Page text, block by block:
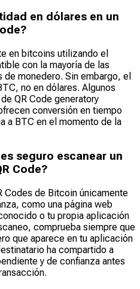
en dólares en un
en bitcoins utilizando el
con la mayoría de las
monedero. Sin embargo, el
no en dólares. Algunos
QR Code generatory
conversión en tiempo
a BTC en el momento de la
seguro escanear un
Code?
Codes de Bitcoin únicamente
como una página web
o tu propia aplicación
comprueba siempre que
que aparece en tu aplicación
ha compartido a
y de confianza antes